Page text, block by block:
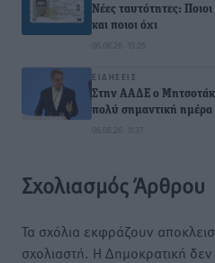
Νέες ταυτότητες:
και ποιοι όχι
06.08.26 · 13:25
ΕΙΔΉΣΕΙΣ
Στην ΑΑΔΕ ο
πολύ σημαντική ημέρα
06.08.26 · 11:37
Σχολιασμός Άρθρου
Τα σχόλια εκφράζουν
σχολιαστή. Η Δημοκρατική δεν